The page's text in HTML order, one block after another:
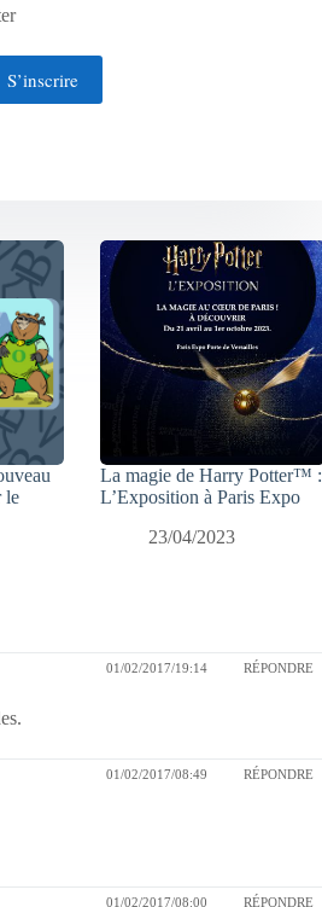
S’inscrire
le
La magie de Harry Potter™ :
L’Exposition à Paris Expo
23/04/2023
01/02/2017/19:14 RÉPONDRE
01/02/2017/08:49 RÉPONDRE
01/02/2017/08:00 RÉPONDRE